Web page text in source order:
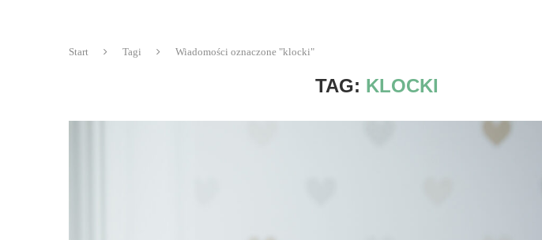
Start Tagi Wiadomości oznaczone "klocki"
TAG: KLOCKI